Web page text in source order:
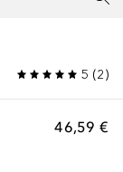
5 (2)
46,59 €